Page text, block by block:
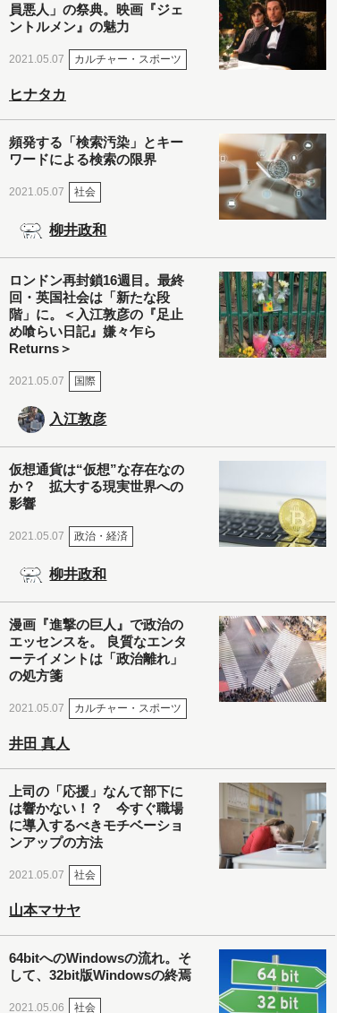
員悪人」の祭典。映画『ジェ
ントルメン』の魅力
2021.05.07 カルチャー・スポーツ
ヒナタカ
頻発する「検索汚染」とキー
ワードによる検索の限界
2021.05.07 社会
柳井政和
ロンドン再封鎖16週目。最終
回・英国社会は「新たな段
階」に。＜入江敦彦の『足止
め喰らい日記』嫌々乍ら
Returns＞
2021.05.07 国際
入江敦彦
仮想通貨は“仮想”な存在なの
か？ 拡大する現実世界への
影響
2021.05.07 政治・経済
柳井政和
漫画『進撃の巨人』で政治の
エッセンスを。 良質なエンタ
ーテイメントは「政治離れ」
の処方箋
2021.05.07 カルチャー・スポーツ
井田 真人
上司の「応援」なんて部下に
は響かない！？ 今すぐ職場
に導入するべきモチベーショ
ンアップの方法
2021.05.07 社会
山本マサヤ
64bitへのWindowsの流れ。そ
して、32bit版Windowsの終焉
2021.05.06 社会